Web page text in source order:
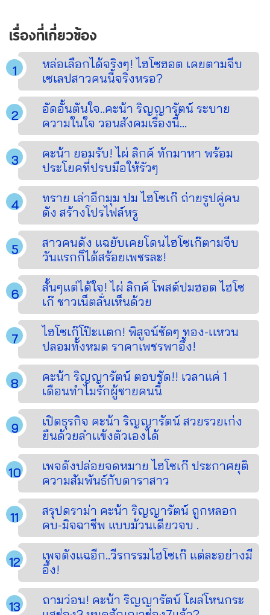
เรื่องที่เกี่ยวข้อง
หล่อเลือกได้จริงๆ! ไฮโซฮอต เคยตามจีบ
เซเลปสาวคนนี้จริงหรอ?
อัดอั้นตันใจ..คะน้า ริญญารัตน์ ระบาย
ความในใจ วอนสังคมเรื่องนี้...
คะน้า ยอมรับ! ไผ่ ลิกค์ ทักมาหา พร้อม
ประโยคที่ปรบมือให้รัวๆ
ทราย เล่าอีกมุม ปม ไฮโซเก๊ ถ่ายรูปคู่คน
ดัง สร้างโปรไฟล์หรู
สาวคนดัง แฉยับเคยโดนไฮโซเก๊ตามจีบ
วันแรกก็ได้สร้อยเพชรละ!
สั้นๆแต่ได้ใจ! ไผ่ ลิกค์ โพสต์ปมฮอต ไฮโซ
เก๊ ชาวเน็ตลั่นเห็นด้วย
ไฮโซเก๊โป๊ะเเตก! พิสูจน์ชัดๆ ทอง-เเหวน
ปลอมทั้งหมด ราคาเพชรพาอึ้ง!
คะน้า ริญญารัตน์ ตอบชัด!! เวลาแค่ 1
เดือนทำไมรักผู้ชายคนนี้
เปิดธุรกิจ คะน้า ริญญารัตน์ สวยรวยเก่ง
ยืนด้วยลำเเข้งตัวเองได้
เพจดังปล่อยจดหมาย ไฮโซเก๊ ประกาศยุติ
ความสัมพันธ์กับดาราสาว
สรุปดราม่า คะน้า ริญญารัตน์ ถูกหลอก
คบ-มิจฉาชีพ แบบม้วนเดียวจบ .
เพจดังแฉอีก..วีรกรรมไฮโซเก๊ แต่ละอย่างมี
อึ้ง!
ถามว่อน! คะน้า ริญญารัตน์ โผล่โหนกระ